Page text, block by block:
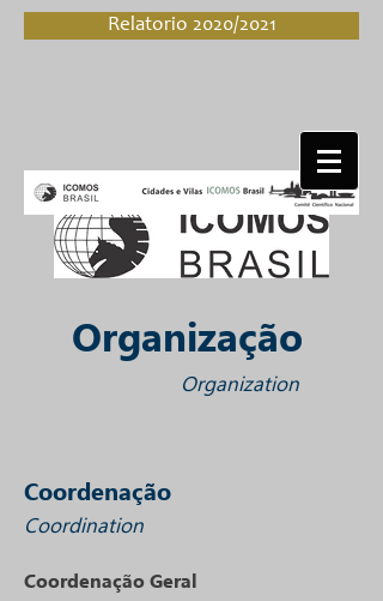
Relatorio 2020/2021
Organização
Organization
Coordenação
Coordination
Coordenação Geral